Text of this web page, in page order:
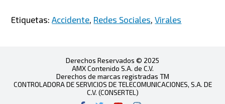
Etiquetas:Accidente Redes Sociales ,Virales
Derechos Reservados © 2025
AMX Contenido S.A. de C.V.
Derechos de marcas registradas TM
CONTROLADORA DE SERVICIOS DE TELECOMUNICACIONES, S.A. DE
C.V. (CONSERTEL)